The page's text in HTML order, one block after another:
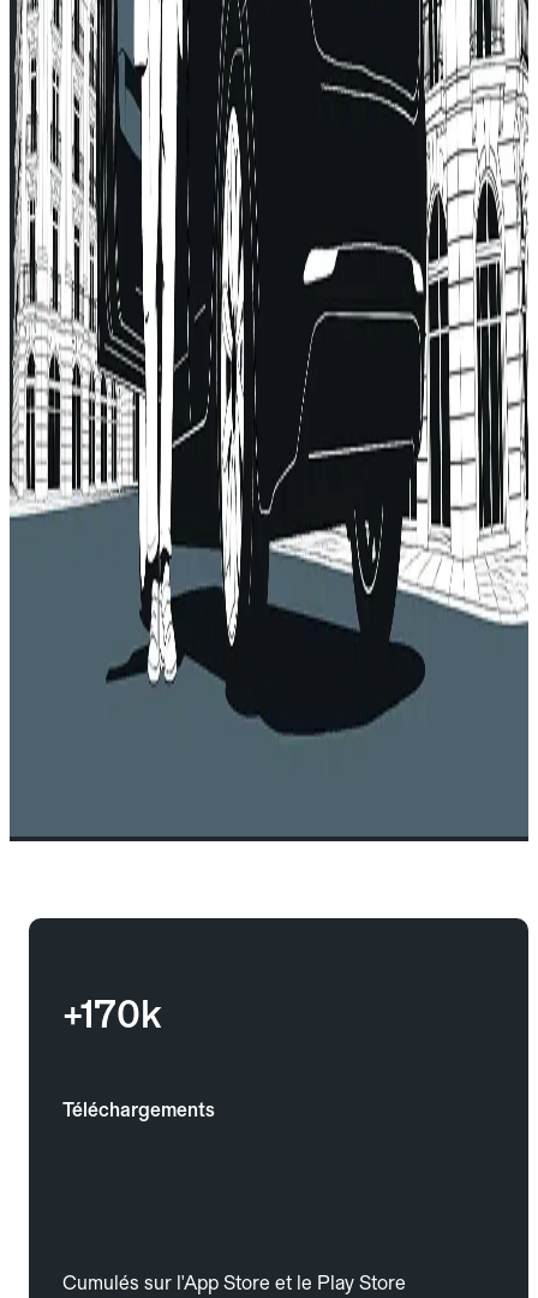
+170k
Téléchargements
Cumulés sur l'App Store et le Play Store